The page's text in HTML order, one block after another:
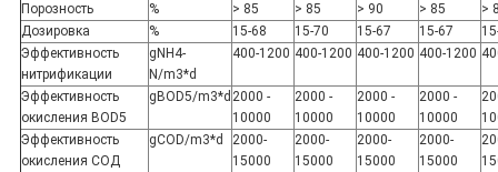
Порозность
% > 85 > 85 > 90 > 85
>
Дозировка
% 15-68 15-70 15-67 15-67
Эффективность
нитрификации
gNH4-
N/m3*d
400-1200 400-1200 400-1200 400-1200
Эффективность
окисления BOD5
gBOD5/m3*d 2000 -
10000
2000 -
10000
2000 -
10000
2000 -
10000
Эффективность
окисления СОД
gCOD/m3*d
2000-
15000
2000-
15000
2000-
15000
2000-
15000